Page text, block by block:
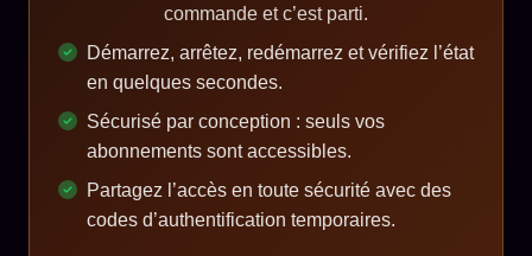
commande et c’est parti.
Démarrez, arrêtez, redémarrez et vérifiez l’état
en quelques secondes.
Sécurisé par conception : seuls vos
abonnements sont accessibles.
Partagez l’accès en toute sécurité avec des
codes d’authentification temporaires.